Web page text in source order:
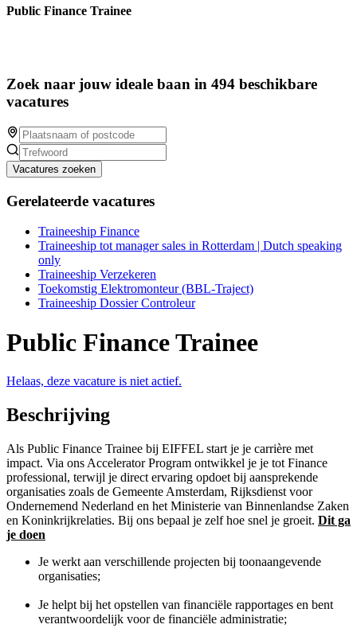
Public Finance Trainee
Zoek naar jouw ideale baan in 494 beschikbare
vacatures
Vacatures zoeken
Gerelateerde vacatures
Traineeship Finance
Traineeship tot manager sales in Rotterdam | Dutch speaking
only
Traineeship Verzekeren
Toekomstig Elektromonteur (BBL-Traject)
Traineeship Dossier Controleur
Public Finance Trainee
Helaas, deze vacature is niet actief.
Beschrijving
Als Public Finance Trainee bij EIFFEL start je je carrière met
impact. Via ons Accelerator Program ontwikkel je je tot Finance
professional, terwijl je direct ervaring opdoet bij aansprekende
organisaties zoals de Gemeente Amsterdam, Rijksdienst voor
Ondernemend Nederland en het Ministerie van Binnenlandse Zaken
en Koninkrijkrelaties. Bij ons bepaal je zelf hoe snel je groeit. Dit ga
je doen
Je werkt aan verschillende projecten bij toonaangevende
organisaties;
Je helpt bij het opstellen van financiële rapportages en bent
verantwoordelijk voor de financiële administratie;